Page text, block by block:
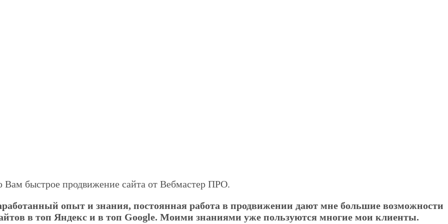
быстрое продвижение сайта от Вебмастер ПРО.
опыт и знания, постоянная работа в продвижении дают мне большие возможности
в топ Яндекс и в топ Google. Моими знаниями уже пользуются многие мои клиенты.